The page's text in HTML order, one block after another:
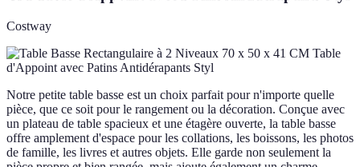
Costway
Notre petite table basse est un choix parfait pour n'importe quelle
pièce, que ce soit pour le rangement ou la décoration. Conçue avec
un plateau de table spacieux et une étagère ouverte, la table basse
offre amplement d'espace pour les collations, les boissons, les photos
de famille, les livres et autres objets. Elle garde non seulement la